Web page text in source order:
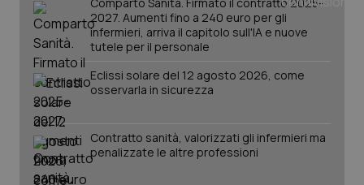
2027. Aumenti fino a 240 euro per gli
infermieri, arriva il capitolo sull'IA e nuove
tutele per il personale
Eclissi solare del 12 agosto 2026, come
osservarla in sicurezza
Contratto sanità, valorizzati gli infermieri ma
penalizzate le altre professioni